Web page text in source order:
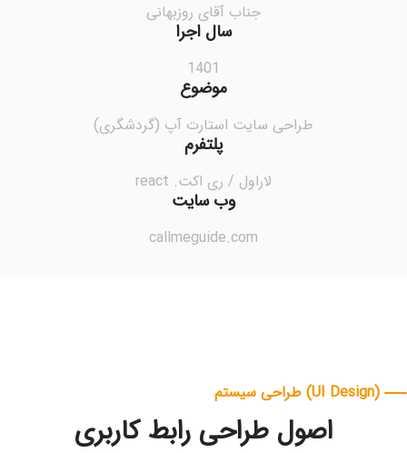
جناب آقای روزبهانی
سال اجرا
1401
موضوع
طراحی سایت استارت آپ (گردشگری)
پلتفرم
لاراول / ری اکت. react
وب سایت
callmeguide.com
(UI Design) طراحی سیستم
اصول طراحی رابط کاربری